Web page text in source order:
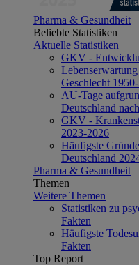
Pharma & Gesundheit
Beliebte Statistiken
Aktuelle Statistiken
GKV -
Geschlecht
AU-Tage
Deutschland
GKV -
2023-2026
Häufigste
Deutschland
Pharma & Gesundheit
Themen
Weitere Themen
Statistiken zu
Fakten
Häufigste
Fakten
Top Report